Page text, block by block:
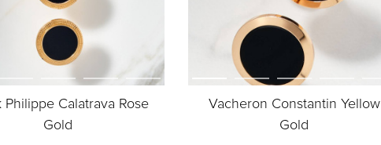
Philippe Calatrava Rose
Gold
Vacheron Constantin Yellow
Gold